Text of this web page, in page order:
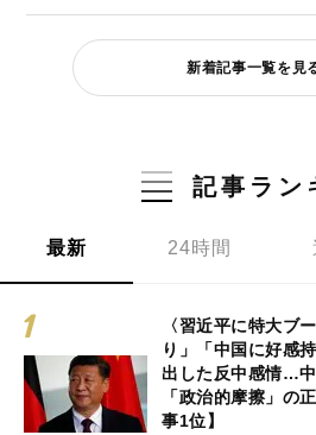
新着記事一覧を見
記事ラン
最新 24時間
〈習近平に特大ブ
り」「中国に好感
出した反中感情…
「政治的摩擦」の
事1位】